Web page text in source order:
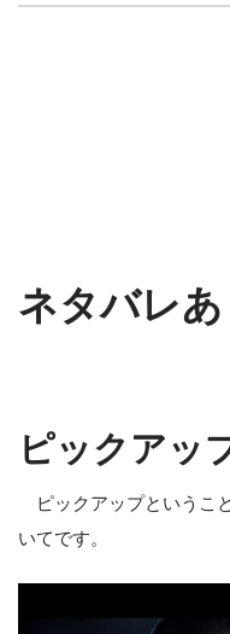
ネタバレ
ピックアッ
ピックアップというこ
いてです。